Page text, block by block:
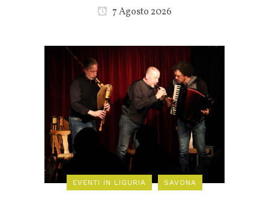
7 Agosto 2026
EVENTI IN LIGURIA SAVONA